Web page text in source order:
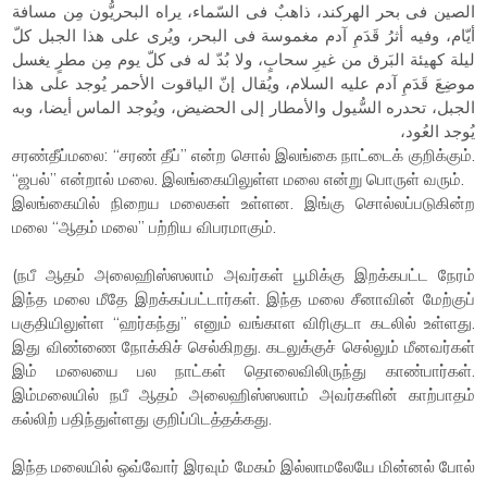
الصين فى بحر الهركند، ذاهبٌ فى السّماء، يراه البحريُّون مِن مسافة
أيّام، وفيه أثرُ قَدَمِ آدم مغموسة فى البحر، ويُرى على هذا الجبل كلّ
ليلة كهيئة البَرق من غيرِ سحابٍ، ولا بُدّ له فى كلّ يوم مِن مطرٍ يغسل
موضِعَ قَدَمِ آدم عليه السلام، ويُقال إنّ الياقوت الأحمر يُوجد على هذا
الجبل، تحدره السُّيول والأمطار إلى الحضيض، ويُوجد الماس أيضا، وبه
يُوجد العُود،
சரண்தீப்மலை: “சரண் தீப்” என்ற சொல் இலங்கை நாட்டைக் குறிக்கும்.
“ஜபல்” என்றால் மலை. இலங்கையிலுள்ள மலை என்று பொருள் வரும்.
இலங்கையில் நிறைய மலைகள் உள்ளன. இங்கு சொல்லப்படுகின்ற
மலை “ஆதம் மலை” பற்றிய விபரமாகும்.
(நபீ ஆதம் அலைஹிஸ்ஸலாம் அவர்கள் பூமிக்கு இறக்கபட்ட நேரம்
இந்த மலை மீதே இறக்கப்பட்டார்கள். இந்த மலை சீனாவின் மேற்குப்
பகுதியிலுள்ள “ஹர்கந்து” எனும் வங்காள விரிகுடா கடலில் உள்ளது.
இது விண்ணை நோக்கிச் செல்கிறது. கடலுக்குச் செல்லும் மீனவர்கள்
இம் மலையை பல நாட்கள் தொலைவிலிருந்து காண்பார்கள்.
இம்மலையில் நபீ ஆதம் அலைஹிஸ்ஸலாம் அவர்களின் காற்பாதம்
கல்லிற் பதிந்துள்ளது குறிப்பிடத்தக்கது.
இந்த மலையில் ஒவ்வோர் இரவும் மேகம் இல்லாமலேயே மின்னல் போல்